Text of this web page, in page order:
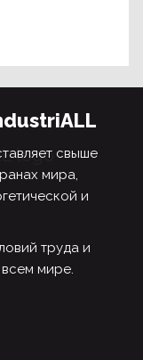
свыше
мира,
и
труда и
мире.